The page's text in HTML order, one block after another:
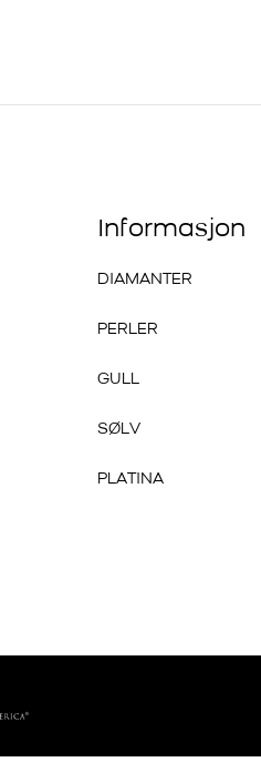
Informasjon
DIAMANTER
PERLER
GULL
SØLV
PLATINA